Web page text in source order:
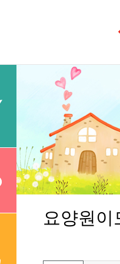
요양원이